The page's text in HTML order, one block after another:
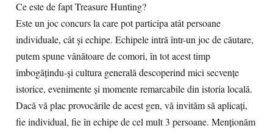
Ce este de fapt Treasure Hunting?
Este un joc concurs la care pot participa atât persoane
individuale, cât și echipe. Echipele intră într-un joc de căutare,
putem spune vânătoare de comori, în tot acest timp
îmbogățindu-și cultura generală descoperind mici secvențe
istorice, evenimente și momente remarcabile din istoria locală.
Dacă vă plac provocările de acest gen, vă invităm să aplicați,
fie individual, fie în echipe de cel mult 3 persoane. Menționăm